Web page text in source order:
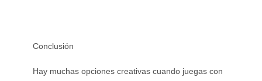
Conclusión
Hay muchas opciones creativas cuando juegas con